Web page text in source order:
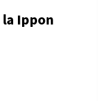
la Ippon